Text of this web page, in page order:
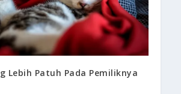
Lebih Patuh Pada Pemiliknya